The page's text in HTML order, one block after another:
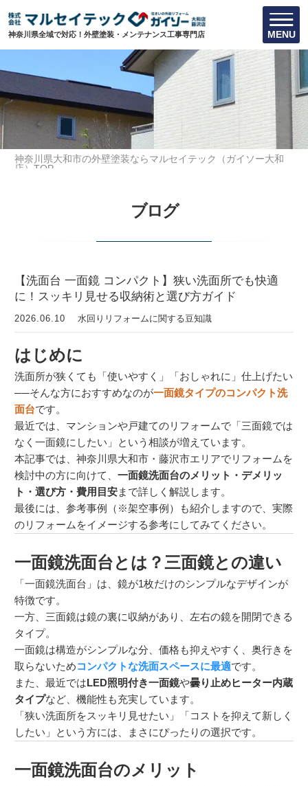
神奈川県全域で対応！外壁塗装・メンテナンス工事専門店 MENU
神奈川県大和市の外壁塗装ならマルセイテック（ガイソー大和
店）TOP
【洗面台 一面鏡 コンパクト】狭い洗面所でも快適に！スッキリ見
ブログ
【洗面台 一面鏡 コンパクト】狭い洗面所でも快適
に！スッキリ見せる収納術と選び方ガイド
2026.06.10 水回りリフォームに関する豆知識
はじめに
洗面所が狭くても「使いやすく」「おしゃれに」仕上げたい
──そんな方におすすめなのが一面鏡タイプのコンパクト洗
面台です。
最近では、マンションや戸建てのリフォームで「三面鏡では
なく一面鏡にしたい」という相談が増えています。
本記事では、神奈川県大和市・藤沢市エリアでリフォームを
検討中の方に向けて、 一面鏡洗面台のメリット・デメリッ
ト・選び方・費用目安まで詳しく解説します。
最後には、参考事例（※架空事例）も紹介しますので、実際
のリフォームをイメージする参考にしてみてください。
一面鏡洗面台とは？三面鏡との違い
「一面鏡洗面台」は、鏡が1枚だけのシンプルなデザインが
特徴です。
一方、三面鏡は鏡の裏に収納があり、左右の鏡を開閉できる
タイプ。
一面鏡は構造がシンプルな分、価格も抑えやすく、奥行きを
取らないためコンパクトな洗面スペースに最適です。
また、最近ではLED照明付き一面鏡や曇り止めヒーター内蔵
タイプなど、機能性も充実しています。
「狭い洗面所をスッキリ見せたい」「コストを抑えて新しく
したい」という方には、まさにぴったりの選択です。
一面鏡洗面台のメリット